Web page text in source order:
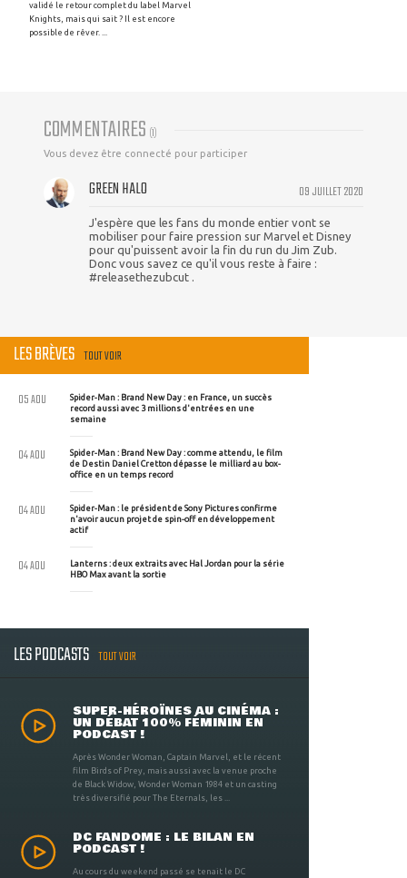
validé le retour complet du label Marvel
Knights, mais qui sait ? Il est encore
possible de rêver. ...
COMMENTAIRES (1)
Vous devez être connecté pour participer
09 JUILLET 2020
GREEN HALO
J'espère que les fans du monde entier vont se
mobiliser pour faire pression sur Marvel et Disney
pour qu'puissent avoir la fin du run du Jim Zub.
Donc vous savez ce qu'il vous reste à faire :
#releasethezubcut .
LES BRÈVES TOUT VOIR
Spider-Man : Brand New Day : en France, un succès
record aussi avec 3 millions d'entrées en une
semaine
05 AOU
Spider-Man : Brand New Day : comme attendu, le film
de Destin Daniel Cretton dépasse le milliard au box-
office en un temps record
04 AOU
Spider-Man : le président de Sony Pictures confirme
n'avoir aucun projet de spin-off en développement
actif
04 AOU
Lanterns : deux extraits avec Hal Jordan pour la série
HBO Max avant la sortie
04 AOU
LES PODCASTS TOUT VOIR
SUPER-HÉROÏNES AU CINÉMA :
UN DÉBAT 100% FÉMININ EN
PODCAST !
Après Wonder Woman, Captain Marvel, et le récent
film Birds of Prey, mais aussi avec la venue proche
de Black Widow, Wonder Woman 1984 et un casting
très diversifié pour The Eternals, les ...
DC FANDOME : LE BILAN EN
PODCAST !
Au cours du weekend passé se tenait le DC